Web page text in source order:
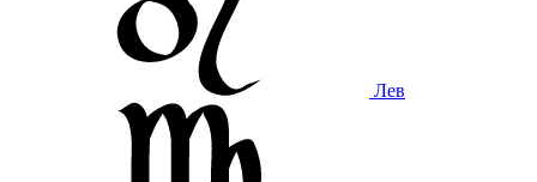
Лев